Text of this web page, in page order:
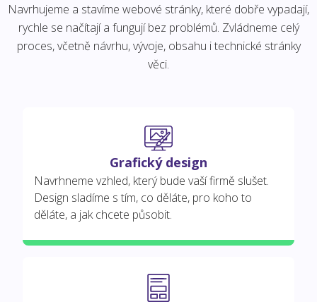
Navrhujeme a stavíme webové stránky, které dobře vypadají,
rychle se načítají a fungují bez problémů. Zvládneme celý
proces, včetně návrhu, vývoje, obsahu i technické stránky
věci.
Grafický design
Navrhneme vzhled, který bude vaší firmě slušet.
Design sladíme s tím, co děláte, pro koho to
děláte, a jak chcete působit.